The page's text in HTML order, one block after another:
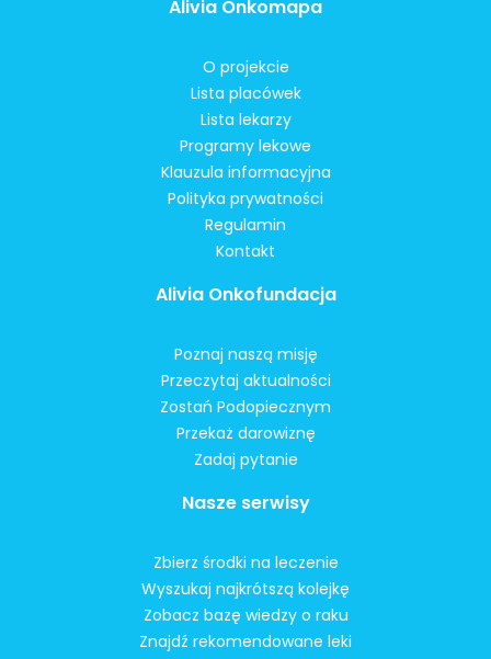
Alivia Onkomapa
O projekcie
Lista placówek
Lista lekarzy
Programy lekowe
Klauzula informacyjna
Polityka prywatności
Regulamin
Kontakt
Alivia Onkofundacja
Poznaj naszą misję
Przeczytaj aktualności
Zostań Podopiecznym
Przekaż darowiznę
Zadaj pytanie
Nasze serwisy
Zbierz środki na leczenie
Wyszukaj najkrótszą kolejkę
Zobacz bazę wiedzy o raku
Znajdź rekomendowane leki